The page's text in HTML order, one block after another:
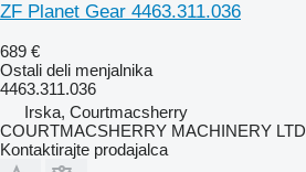
ZF Planet Gear 4463.311.036
689 €
Ostali deli menjalnika
4463.311.036
Irska, Courtmacsherry
COURTMACSHERRY MACHINERY LTD
Kontaktirajte prodajalca